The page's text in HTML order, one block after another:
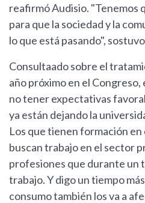
reafirmó Audisio. "Tenemos
para que la sociedad y la
lo que está pasando",
Consultaado sobre el
año próximo en el
no tener expectativas
ya están dejando la
Los que tienen formación
buscan trabajo en el sector
profesiones que durante un
trabajo. Y digo un tiempo
consumo también los va a